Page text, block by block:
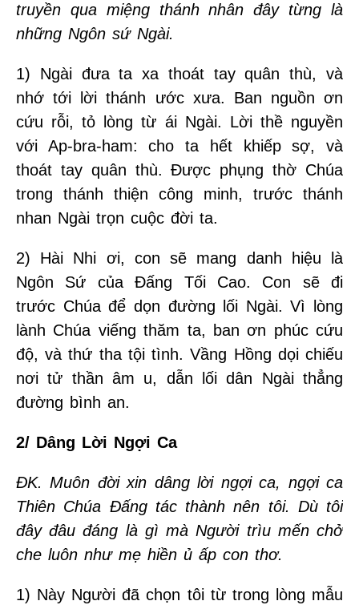
truyền qua miệng thánh nhân đây từng là
những Ngôn sứ Ngài.
1) Ngài đưa ta xa thoát tay quân thù, và
nhớ tới lời thánh ước xưa. Ban nguồn ơn
cứu rỗi, tỏ lòng từ ái Ngài. Lời thề nguyền
với Ap-bra-ham: cho ta hết khiếp sợ, và
thoát tay quân thù. Được phụng thờ Chúa
trong thánh thiện công minh, trước thánh
nhan Ngài trọn cuộc đời ta.
2) Hài Nhi ơi, con sẽ mang danh hiệu là
Ngôn Sứ của Đấng Tối Cao. Con sẽ đi
trước Chúa để dọn đường lối Ngài. Vì lòng
lành Chúa viếng thăm ta, ban ơn phúc cứu
độ, và thứ tha tội tình. Vầng Hồng dọi chiếu
nơi tử thần âm u, dẫn lối dân Ngài thẳng
đường bình an.
2/ Dâng Lời Ngợi Ca
ĐK. Muôn đời xin dâng lời ngợi ca, ngợi ca
Thiên Chúa Đấng tác thành nên tôi. Dù tôi
đây đâu đáng là gì mà Người trìu mến chở
che luôn như mẹ hiền ủ ấp con thơ.
1) Này Người đã chọn tôi từ trong lòng mẫu